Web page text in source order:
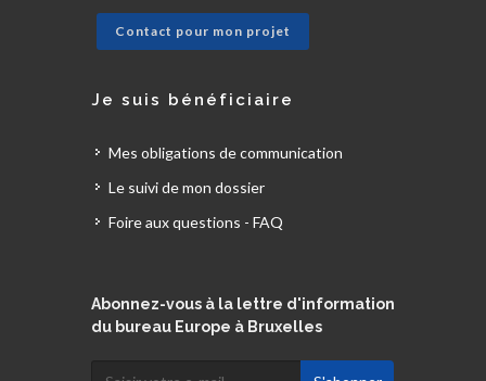
Contact pour mon projet
Je suis bénéficiaire
Mes obligations de communication
Le suivi de mon dossier
Foire aux questions - FAQ
Abonnez-vous à la lettre d'information
du bureau Europe à Bruxelles